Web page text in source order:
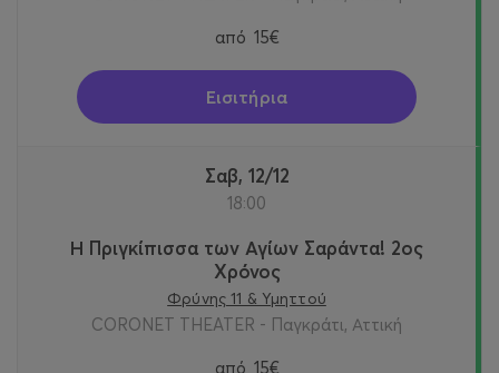
από 15€
Εισιτήρια
Σαβ, 12/12
18:00
Η Πριγκίπισσα των Αγίων Σαράντα! 2oς
Χρόνος
Φρύνης 11 & Υμηττού
CORONET THEATER - Παγκράτι, Αττική
από 15€